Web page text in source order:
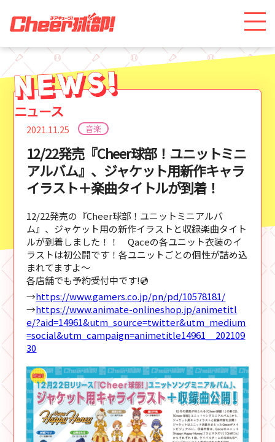
2021.11.25 音楽
12/22発売『Cheer球部！ユニットミニ
アルバム』、ジャケット用新作キャラ
イラスト＋楽曲タイトルが到着！
12/22発売の『Cheer球部！ユニットミニアルバ
ム』、ジャケット用の新作イラストと収録楽曲タイト
ルが到着しました！！ Qaceの各ユニット衣装のイ
ラストは初公開です！各ユニットごとの個性が詰め込
まれてますよ～
各店舗でも予約受付中です!💿
→https://www.gamers.co.jp/pn/pd/10578181/
→https://www.animate-onlineshop.jp/animetitl
e/?aid=14961&utm_source=twitter&utm_medium
=social&utm_campaign=animetitle14961__202109
30